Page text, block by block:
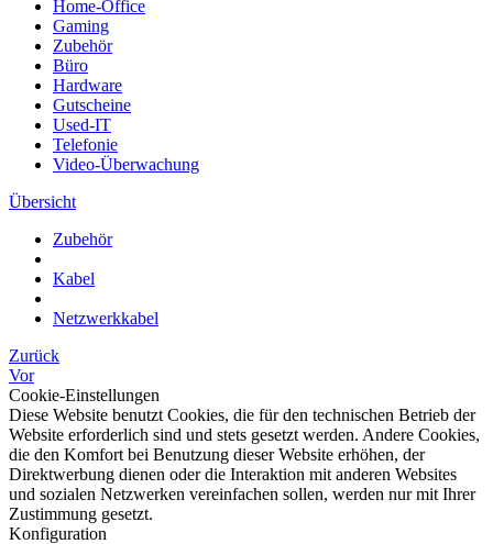
Home-Office
Gaming
Zubehör
Büro
Hardware
Gutscheine
Used-IT
Telefonie
Video-Überwachung
Übersicht
Zubehör
Kabel
Netzwerkkabel
Zurück
Vor
Cookie-Einstellungen
Diese Website benutzt Cookies, die für den technischen Betrieb der
Website erforderlich sind und stets gesetzt werden. Andere Cookies,
die den Komfort bei Benutzung dieser Website erhöhen, der
Direktwerbung dienen oder die Interaktion mit anderen Websites
und sozialen Netzwerken vereinfachen sollen, werden nur mit Ihrer
Zustimmung gesetzt.
Konfiguration